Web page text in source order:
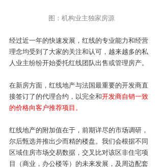
图：机构业主独家房源
经过近一年的快速发展，红线的专业能力和经营
理念均受到了大家的关注和认可，越来越多的私
人业主纷纷开始委托红线团队出售或管理房产。
在新房方面，红线地产与法国最重要的开发商直
接签订了的代理合约，以完全和开发商自销一致
的价格向客户推荐项目。
红线地产的附加值在于，前期详尽的市场调研，
尔后甄选并推出少而精的楼盘。我们会根据不同
区域住房市场交易数据，交叉比对该区非住宅项
目（商业，办公楼等）的未来发展，及周边配套